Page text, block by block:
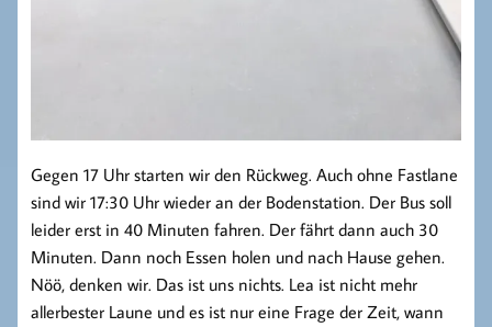
Gegen 17 Uhr starten wir den Rückweg. Auch ohne Fastlane
sind wir 17:30 Uhr wieder an der Bodenstation. Der Bus soll
leider erst in 40 Minuten fahren. Der fährt dann auch 30
Minuten. Dann noch Essen holen und nach Hause gehen.
Nöö, denken wir. Das ist uns nichts. Lea ist nicht mehr
allerbester Laune und es ist nur eine Frage der Zeit, wann